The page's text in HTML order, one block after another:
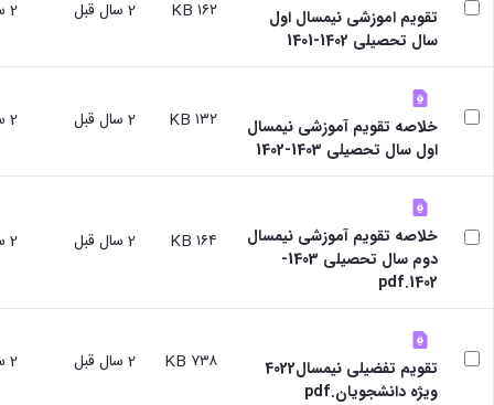
سایر
برنامه
آموزشی
آموزش
های
آزاد
آموزش
تقویم
آموزشی
تقویم اموزشی نیمسال اول
سال تحصیلی 1402-1401
۱۶۲ KB 2 سال قبل 2 سال قبل
خلاصه تقویم آموزشی نیمسال
اول سال تحصیلی 1403-1402
۱۳۲ KB 2 سال قبل 2 سال قبل
خلاصه تقویم آموزشی نیمسال
دوم سال تحصیلی 1403-
1402.pdf
۱۶۴ KB 2 سال قبل 2 سال قبل
تقویم تفضیلی نیمسال4022
ویژه دانشجویان.pdf
۷۳۸ KB 2 سال قبل 2 سال قبل